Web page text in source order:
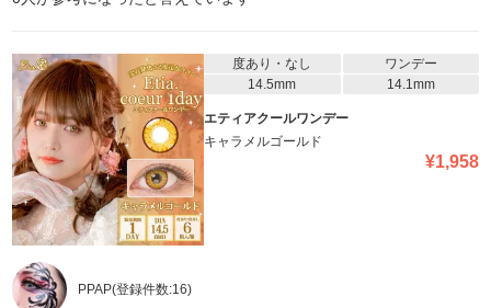
度あり・なし
ワンデー
14.5mm
14.1mm
エティアクールワンデー
キャラメルゴールド
¥1,958
PPAP(登録件数:16)